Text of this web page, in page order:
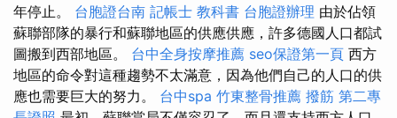
年停止。 台胞證台南 記帳士 教科書 台胞證辦理 由於佔領
蘇聯部隊的暴行和蘇聯地區的供應供應，許多德國人口都試
圖搬到西部地區。 台中全身按摩推薦 seo保證第一頁 西方
地區的命令對這種趨勢不太滿意，因為他們自己的人口的供
應也需要巨大的努力。 台中spa 竹東整骨推薦 撥筋 第二專